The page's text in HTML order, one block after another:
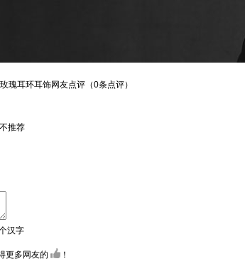
瑰耳环耳饰网友点评（0条点评）
不推荐
汉字
更多网友的
！